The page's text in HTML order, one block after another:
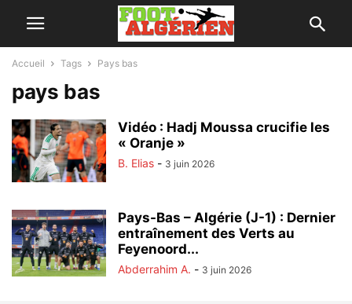
Accueil Tags Pays bas
pays bas
Vidéo : Hadj Moussa crucifie les
« Oranje »
B. Elias - 3 juin 2026
Pays-Bas – Algérie (J-1) : Dernier
entraînement des Verts au
Feyenoord...
Abderrahim A. - 3 juin 2026